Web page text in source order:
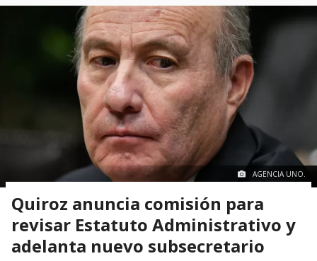
AGENCIA UNO.
Quiroz anuncia comisión para
revisar Estatuto Administrativo y
adelanta nuevo subsecretario